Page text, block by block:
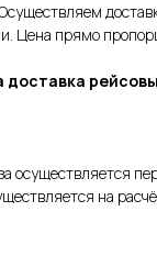
Цена прямо
осуществляется
на